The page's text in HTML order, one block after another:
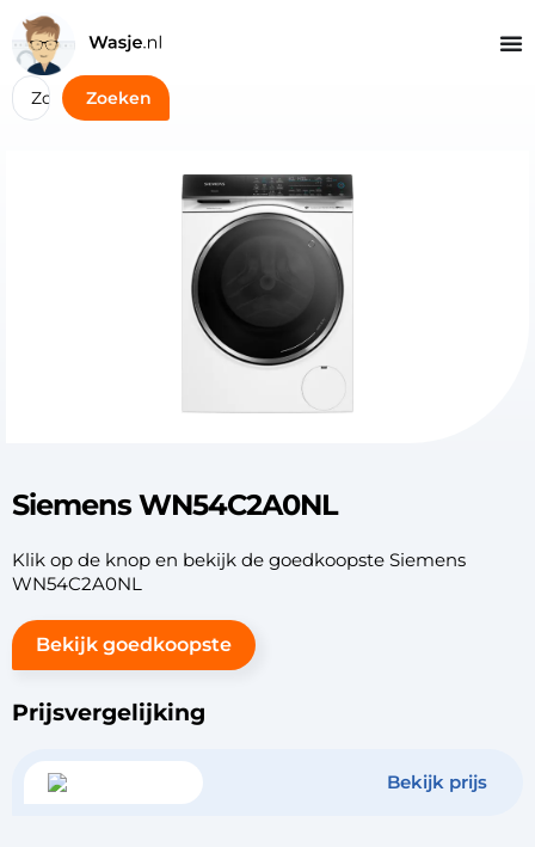
Zoeken
Siemens WN54C2A0NL
Klik op de knop en bekijk de goedkoopste Siemens
WN54C2A0NL
Bekijk goedkoopste
Prijsvergelijking
Bekijk prijs